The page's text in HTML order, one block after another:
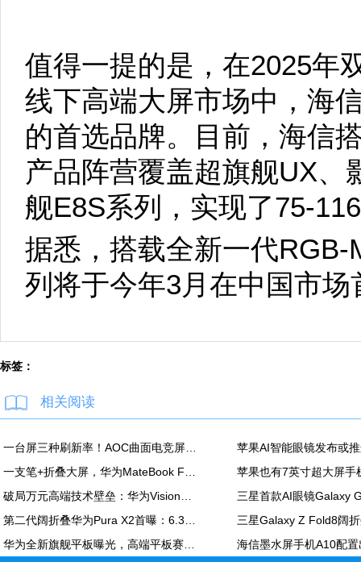
值得一提的是，在2025年
线下高端大屏市场中，海
的首选品牌。目前，海信
产品阵营覆盖超旗舰UX、
舰E8S系列，实现了75-
据悉，搭载全新一代
列将于今年3月在中国市场
标签：
相关阅读